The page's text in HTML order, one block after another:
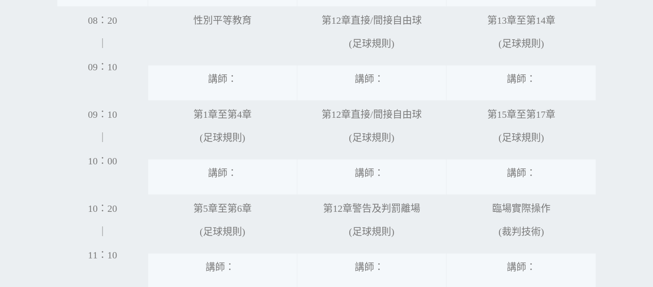
08：20
09：10
性別平等教育 第12章直接/間接自由球
(足球規則)
第13章至第14章
(足球規則)
講師： 講師： 講師：
09：10
10：00
第1章至第4章
(足球規則)
第12章直接/間接自由球
(足球規則)
第15章至第17章
(足球規則)
講師： 講師： 講師：
10：20
11：10
第5章至第6章
(足球規則)
第12章警告及判罰離場
(足球規則)
臨場實際操作
(裁判技術)
講師： 講師： 講師：